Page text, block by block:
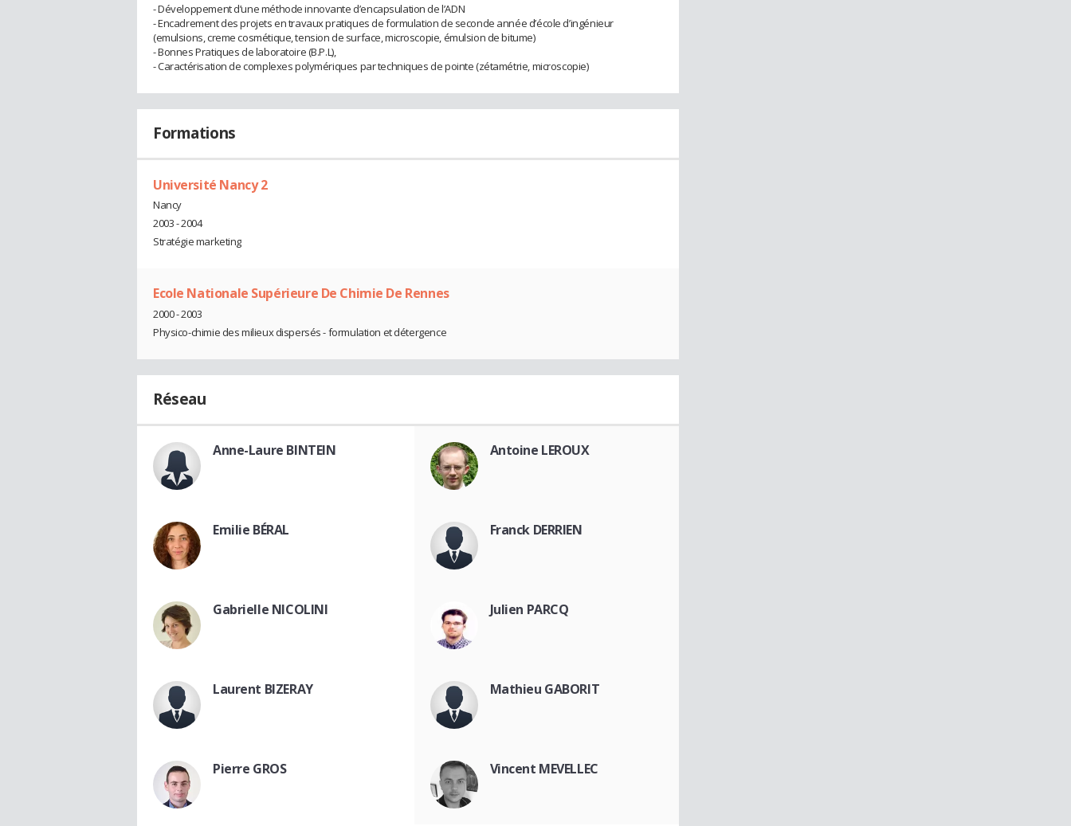
- Développement d’une méthode innovante d’encapsulation de l’ADN
- Encadrement des projets en travaux pratiques de formulation de seconde année d’école d’ingénieur
(emulsions, creme cosmétique, tension de surface, microscopie, émulsion de bitume)
- Bonnes Pratiques de laboratoire (B.P.L),
- Caractérisation de complexes polymériques par techniques de pointe (zétamétrie, microscopie)
Formations
Université Nancy 2
Nancy
2003 - 2004
Stratégie marketing
Ecole Nationale Supérieure De Chimie De Rennes
2000 - 2003
Physico-chimie des milieux dispersés - formulation et détergence
Réseau
Anne-Laure BINTEIN Antoine LEROUX
Emilie BÉRAL Franck DERRIEN
Gabrielle NICOLINI Julien PARCQ
Laurent BIZERAY Mathieu GABORIT
Pierre GROS Vincent MEVELLEC